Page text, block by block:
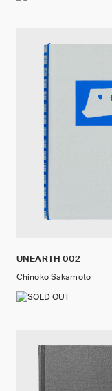
UNEARTH 002
Chinoko Sakamoto